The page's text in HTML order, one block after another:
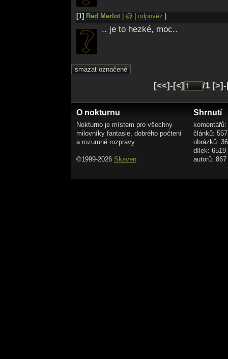
[1] Red Merlot @ odpověz
.. je to hezké, moc..
[<<]-[<] /1
O nokturnu
Nokturno je místem pro všechny
milovníky fantasie, dobrého počtení
a rozumné rozpravy.
©1999-2026 Skaven
Shrnutí
článků: 557
obrázků:
dílek: 6519
autorů: 867